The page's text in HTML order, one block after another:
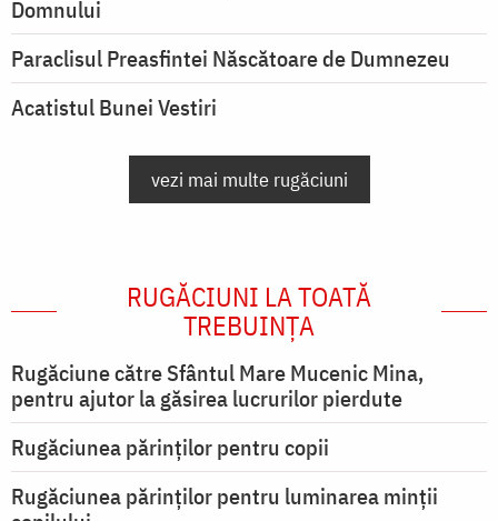
Domnului
Paraclisul Preasfintei Născătoare de Dumnezeu
Acatistul Bunei Vestiri
vezi mai multe rugăciuni
RUGĂCIUNI LA TOATĂ
TREBUINȚA
Rugăciune către Sfântul Mare Mucenic Mina,
pentru ajutor la găsirea lucrurilor pierdute
Rugăciunea părinților pentru copii
Rugăciunea părinților pentru luminarea minţii